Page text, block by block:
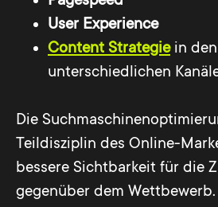
User Experience
Content Strategiein den
unterschiedlichen
Die
Teildisziplin des Online-
bessere Sichtbarkeit für die
gegenüber dem